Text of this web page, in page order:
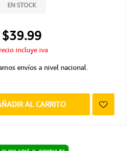
EN STOCK
$39.99
incluye iva
envíos a nivel nacional.
AL CARRITO